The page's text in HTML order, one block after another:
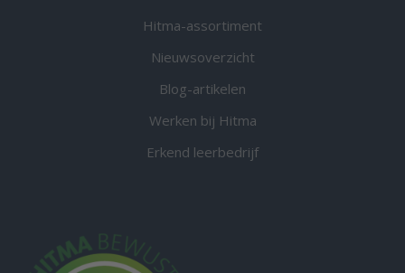
Hitma-assortiment
Nieuwsoverzicht
Blog-artikelen
Werken bij Hitma
Erkend leerbedrijf